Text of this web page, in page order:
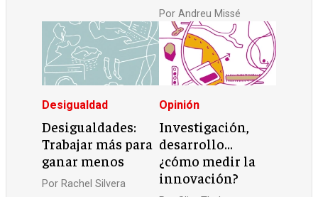
Por Andreu Missé
Desigualdad
Desigualdades:
Trabajar más para
ganar menos
Por Rachel Silvera
Opinión
Investigación,
desarrollo…
¿cómo medir la
innovación?